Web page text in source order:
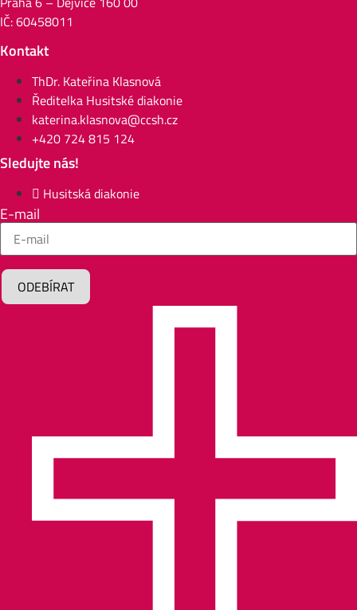
IČ: 60458011
Kontakt
ThDr. Kateřina Klasnová
Ředitelka Husitské diakonie
katerina.klasnova@ccsh.cz
+420 724 815 124
Sledujte nás!
Husitská diakonie
E-mail
ODEBÍRAT